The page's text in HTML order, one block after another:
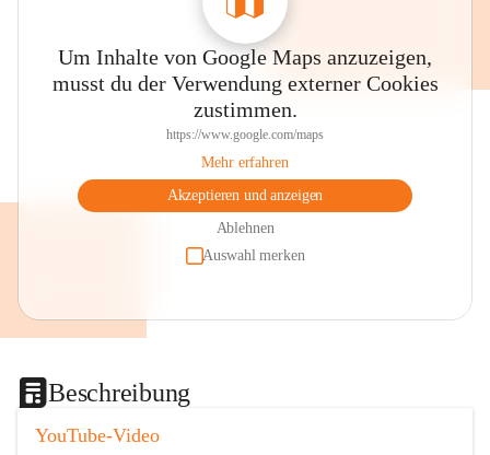
Um Inhalte von Google Maps anzuzeigen,
musst du der Verwendung externer Cookies
zustimmen.
https://www.google.com/maps
Mehr erfahren
Akzeptieren und anzeigen
Ablehnen
Auswahl merken
Beschreibung
YouTube-Video